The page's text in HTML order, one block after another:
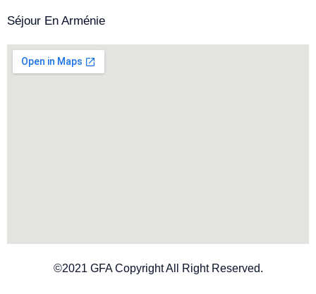
Séjour En Arménie
©2021 GFA Copyright All Right Reserved.